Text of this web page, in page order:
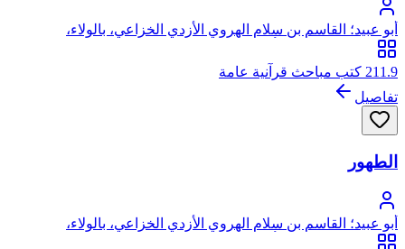
أبو عبيد؛ القاسم بن سلام الهروي الأزدي الخزاعي، بالولاء،
الخراساني البغدادي، أبو عبيد
211.9 كتب مباحث قرآنية عامة
تفاصيل
الطهور
أبو عبيد؛ القاسم بن سلام الهروي الأزدي الخزاعي، بالولاء،
الخراساني البغدادي، أبو عبيد